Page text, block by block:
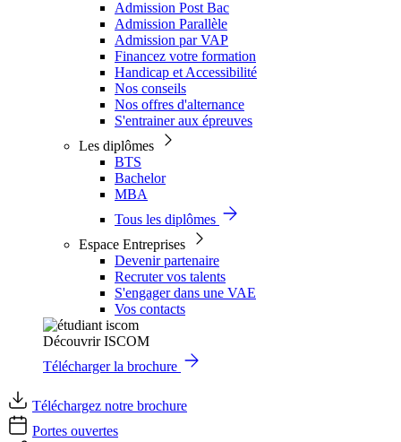
Admission Post Bac
Admission Parallèle
Admission par VAP
Financez votre formation
Handicap et Accessibilité
Nos conseils
Nos offres d'alternance
S'entrainer aux épreuves
Les diplômes
BTS
Bachelor
MBA
Tous les diplômes
Espace Entreprises
Devenir partenaire
Recruter vos talents
S'engager dans une VAE
Vos contacts
Découvrir ISCOM
Télécharger la brochure
Téléchargez notre brochure
Portes ouvertes